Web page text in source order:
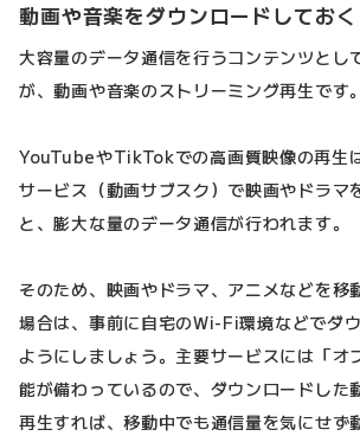
動画や音楽をダウンロードしておく
大容量のデータ通信を行うコンテンツとし
が、動画や音楽のストリーミング再生です。
YouTubeやTikTokでの高画質映像の再生
サービス（動画サブスク）で映画やドラマ
と、膨大な量のデータ通信が行われます。
そのため、映画やドラマ、アニメなどを移
場合は、事前に自宅のWi-Fi環境などでダ
ようにしましょう。主要サービスには「オ
能が備わっているので、ダウンロードした
再生すれば、移動中でも通信量を気にせず